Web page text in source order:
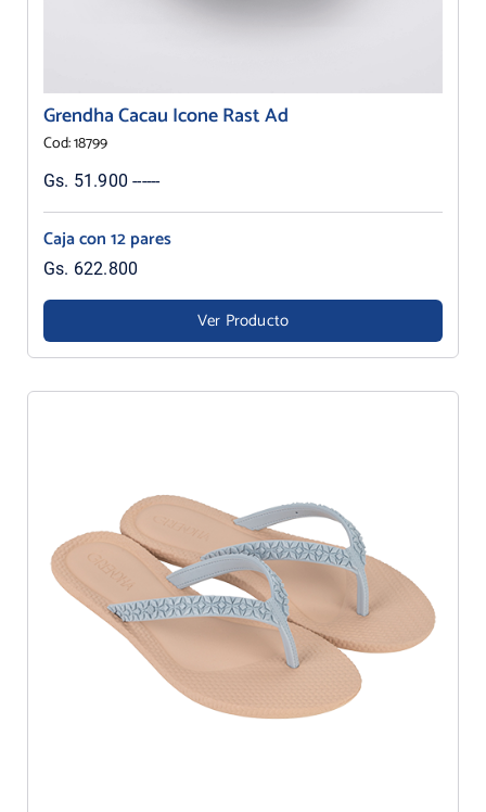
Grendha Cacau Icone Rast Ad
Cod: 18799
Gs. 51.900 ------
Caja con 12 pares
Gs. 622.800
Ver Producto